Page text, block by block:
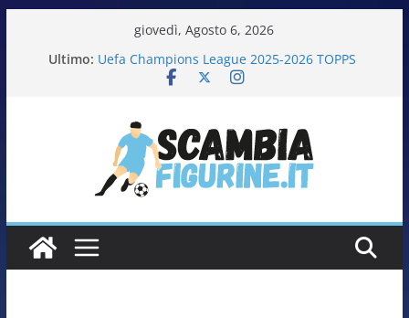
giovedì, Agosto 6, 2026
Ultimo: Uefa Champions League 2025-2026 TOPPS
Fifa World Cup 2026 PANINI
Calciatori Serie B BKT 2025-2026 PANINI